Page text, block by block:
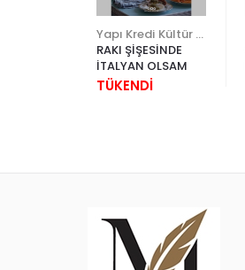
RAKI ŞİŞESİNDE
İTALYAN OLSAM
TÜKENDİ